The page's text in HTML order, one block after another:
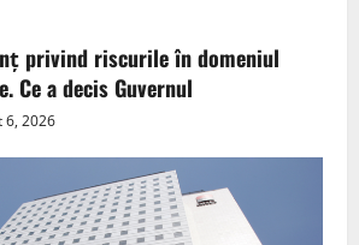
privind riscurile în domeniul
Ce a decis Guvernul
6, 2026